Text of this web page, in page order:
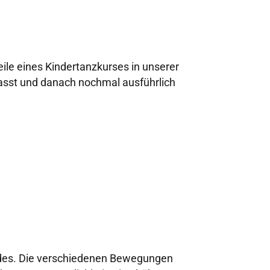
eines Kindertanzkurses in unserer
und danach nochmal ausführlich
Die verschiedenen Bewegungen